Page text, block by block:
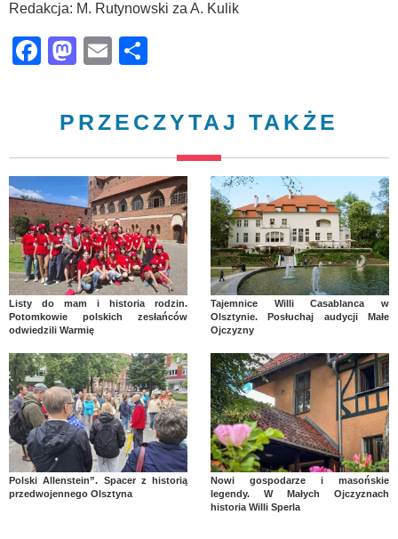
Redakcja: M. Rutynowski za A. Kulik
Facebook
Mastodon
Email
PRZECZYTAJ TAKŻE
Listy do mam i historia rodzin.
Potomkowie polskich zesłańców
odwiedzili Warmię
Tajemnice Willi Casablanca w
Olsztynie. Posłuchaj audycji Małe
Ojczyzny
Polski Allenstein”. Spacer z historią
przedwojennego Olsztyna
Nowi gospodarze i masońskie
legendy. W Małych Ojczyznach
historia Willi Sperla